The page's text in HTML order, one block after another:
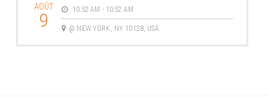
AOÛT
9 10:52 AM - 10:52 AM
@ NEW YORK, NY 10128, USA